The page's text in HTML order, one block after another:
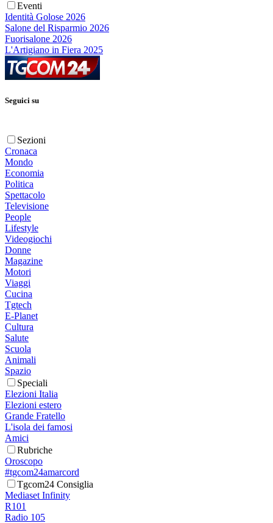
Eventi
Identità Golose 2026
Salone del Risparmio 2026
Fuorisalone 2026
L'Artigiano in Fiera 2025
Seguici su
Sezioni
Cronaca
Mondo
Economia
Politica
Spettacolo
Televisione
People
Lifestyle
Videogiochi
Donne
Magazine
Motori
Viaggi
Cucina
Tgtech
E-Planet
Cultura
Salute
Scuola
Animali
Spazio
Speciali
Elezioni Italia
Elezioni estero
Grande Fratello
L'isola dei famosi
Amici
Rubriche
Oroscopo
#tgcom24amarcord
Tgcom24 Consiglia
Mediaset Infinity
R101
Radio 105